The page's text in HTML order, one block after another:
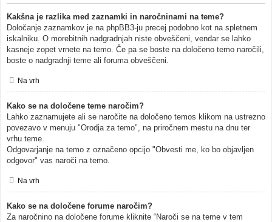
Kakšna je razlika med zaznamki in naročninami na teme?
Določanje zaznamkov je na phpBB3-ju precej podobno kot na spletnem
iskalniku. O morebitnih nadgradnjah niste obveščeni, vendar se lahko
kasneje zopet vrnete na temo. Če pa se boste na določeno temo naročili,
boste o nadgradnji teme ali foruma obveščeni.
Na vrh
Kako se na določene teme naročim?
Lahko zaznamujete ali se naročite na določeno temos klikom na ustrezno
povezavo v menuju "Orodja za temo", na priročnem mestu na dnu ter
vrhu teme.
Odgovarjanje na temo z označeno opcijo "Obvesti me, ko bo objavljen
odgovor" vas naroči na temo.
Na vrh
Kako se na določene forume naročim?
Za naročnino na določene forume kliknite “Naroči se na teme v tem